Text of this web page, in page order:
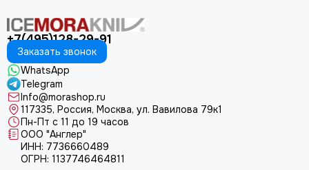
+7(495)128-29-91
Заказать звонок
WhatsApp
Telegram
Info@morashop.ru
117335, Россия, Москва, ул. Вавилова 79к1
Пн-Пт с 11 до 19 часов
ООО "Англер"
ИНН: 7736660489
ОГРН: 1137746464811